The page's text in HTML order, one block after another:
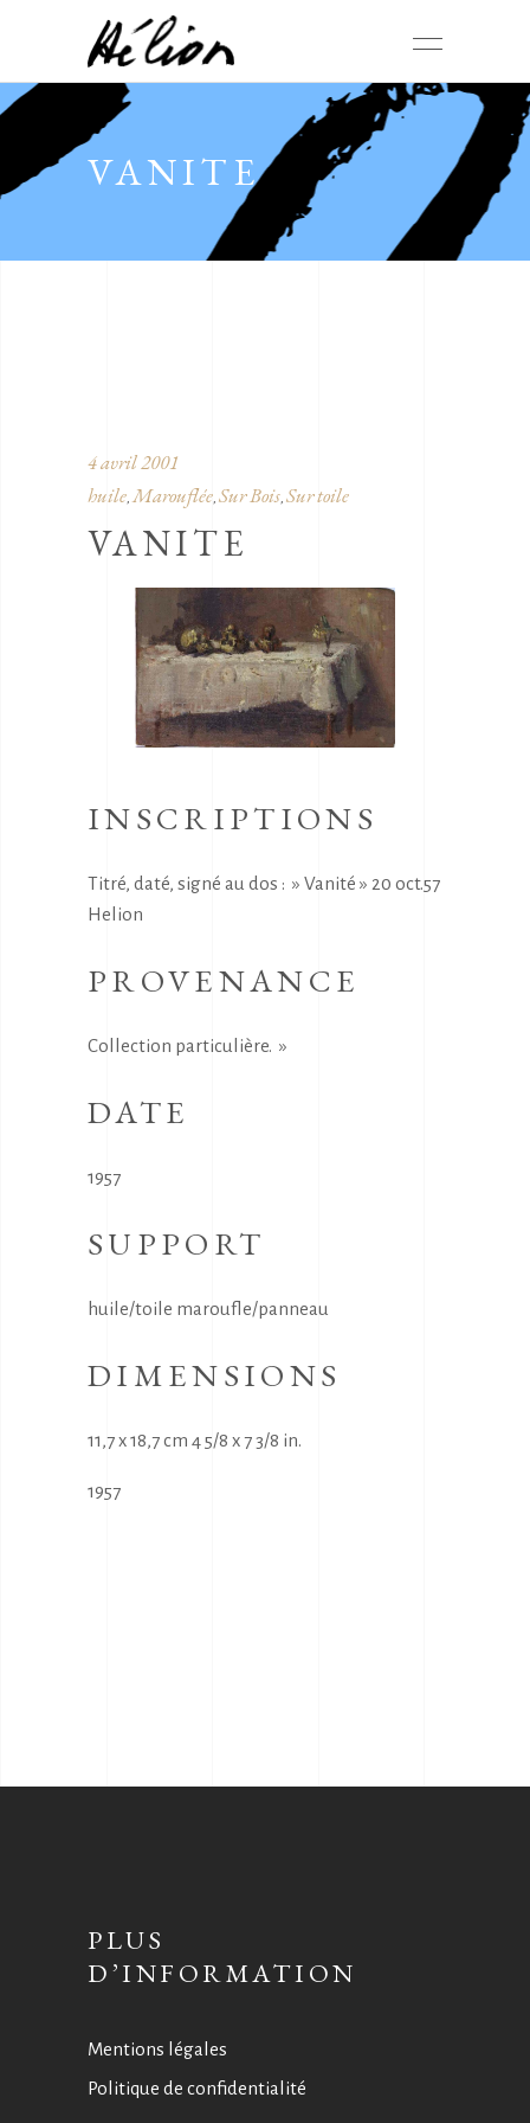
VANITE
4 avril 2001
huile,Marouflée, Sur Bois, Sur toile
VANITE
INSCRIPTIONS
Titré, daté, signé au dos : » Vanité » 20 oct.57
Helion
PROVENANCE
Collection particulière. »
DATE
1957
SUPPORT
huile/toile maroufle/panneau
DIMENSIONS
11,7 x 18,7 cm 4 5/8 x 7 3/8 in.
1957
PLUS
D’INFORMATION
Mentions légales
Politique de confidentialité